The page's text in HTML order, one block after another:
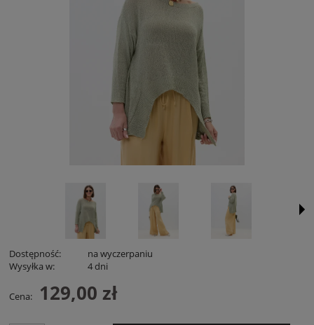
Dostępność:
na wyczerpaniu
Wysyłka w:
4 dni
Cena: 129,00 zł